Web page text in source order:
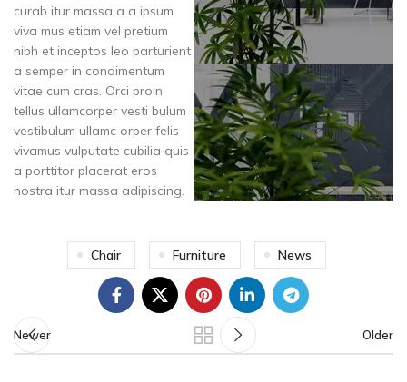
curab itur massa a a ipsum
viva mus etiam vel pretium
nibh et inceptos leo parturient
a semper in condimentum
vitae cum cras. Orci proin
tellus ullamcorper vesti bulum
vestibulum ullamc orper felis
vivamus vulputate cubilia quis
a porttitor placerat eros
nostra itur massa adipiscing.
Chair Furniture News
Newer Older